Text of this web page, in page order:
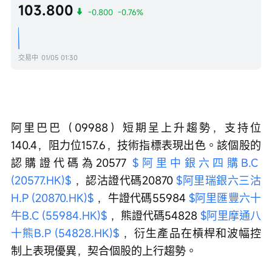
103.800 -0.800 -0.76%
交易中 01/05 01:30
阿里巴巴（09988）短期呈上升趨勢，支持位
140.4，阻力位157.6，技術指標表現出色。該個股的
認購證代碼為20577 $阿里中銀六四購B.C
(20577.HK)$ ，認沽證代碼20870 $阿里瑞銀六三沽
H.P (20870.HK)$ ，牛證代碼55984 $阿里匯豐六十
牛B.C (55984.HK)$ ，熊證代碼54828 $阿里摩通八
十熊B.P (54828.HK)$ ，衍生產品在槓桿和波幅控
制上表現優異，契合個股的上行趨勢。